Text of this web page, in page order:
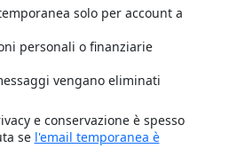
solo per account a
personali o finanziarie
vengano eliminati
e conservazione è spesso
se l'email temporanea è